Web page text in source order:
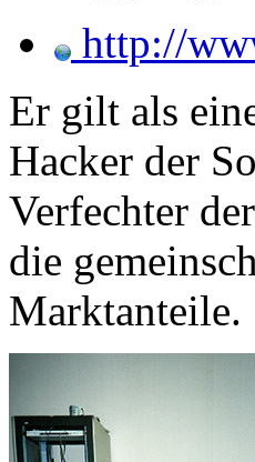
http://
Er gilt als
Hacker der
Verfechter
die
Marktanteile.